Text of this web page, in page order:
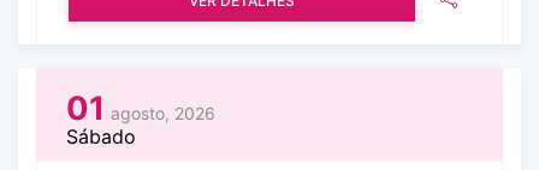
01 agosto, 2026
Sábado